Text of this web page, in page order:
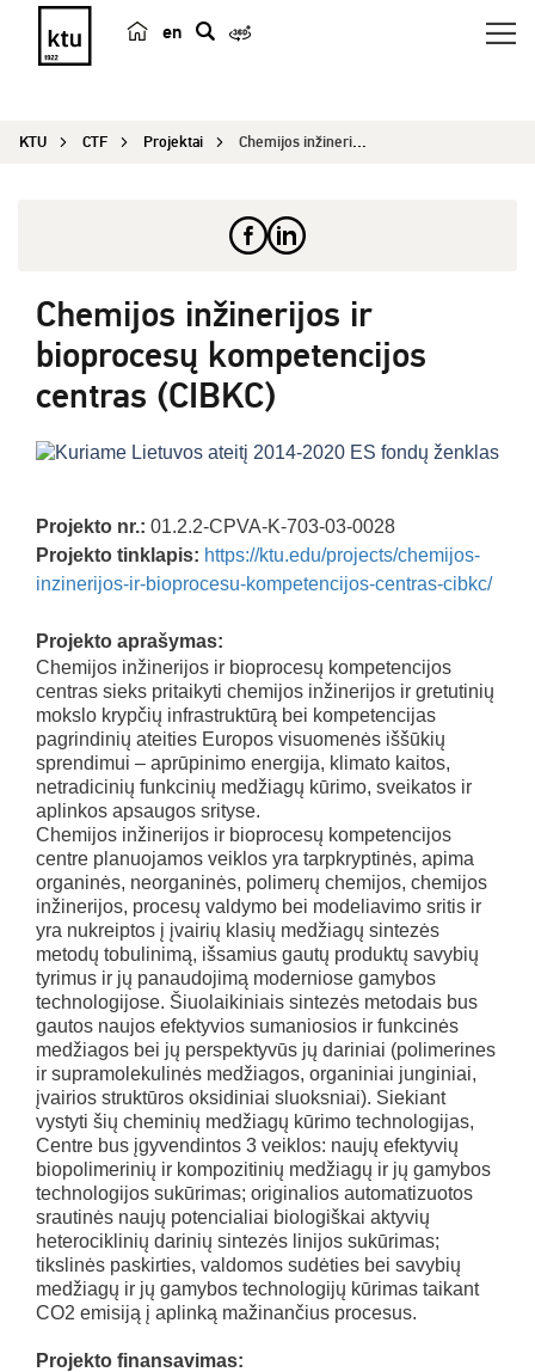
en
e
KTU CTF Projektai Chemijos inžinerijos ir bioprocesų kompetencijos...
Chemijos inžinerijos ir
bioprocesų kompetencijos
centras (CIBKC)
Projekto nr.: 01.2.2-CPVA-K-703-03-0028
Projekto tinklapis: https://ktu.edu/projects/chemijos-
inzinerijos-ir-bioprocesu-kompetencijos-centras-cibkc/
Projekto aprašymas:
Chemijos inžinerijos ir bioprocesų kompetencijos
centras sieks pritaikyti chemijos inžinerijos ir gretutinių
mokslo krypčių infrastruktūrą bei kompetencijas
pagrindinių ateities Europos visuomenės iššūkių
sprendimui – aprūpinimo energija, klimato kaitos,
netradicinių funkcinių medžiagų kūrimo, sveikatos ir
aplinkos apsaugos srityse.
Chemijos inžinerijos ir bioprocesų kompetencijos
centre planuojamos veiklos yra tarpkryptinės, apima
organinės, neorganinės, polimerų chemijos, chemijos
inžinerijos, procesų valdymo bei modeliavimo sritis ir
yra nukreiptos į įvairių klasių medžiagų sintezės
metodų tobulinimą, išsamius gautų produktų savybių
tyrimus ir jų panaudojimą moderniose gamybos
technologijose. Šiuolaikiniais sintezės metodais bus
gautos naujos efektyvios sumaniosios ir funkcinės
medžiagos bei jų perspektyvūs jų dariniai (polimerines
ir supramolekulinės medžiagos, organiniai junginiai,
įvairios struktūros oksidiniai sluoksniai). Siekiant
vystyti šių cheminių medžiagų kūrimo technologijas,
Centre bus įgyvendintos 3 veiklos: naujų efektyvių
biopolimerinių ir kompozitinių medžiagų ir jų gamybos
technologijos sukūrimas; originalios automatizuotos
srautinės naujų potencialiai biologiškai aktyvių
heterociklinių darinių sintezės linijos sukūrimas;
tikslinės paskirties, valdomos sudėties bei savybių
medžiagų ir jų gamybos technologijų kūrimas taikant
CO2 emisiją į aplinką mažinančius procesus.
Projekto finansavimas: